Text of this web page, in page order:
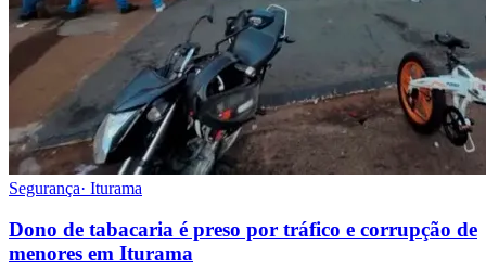
Segurança· Iturama
Dono de tabacaria é preso por tráfico e corrupção de
menores em Iturama